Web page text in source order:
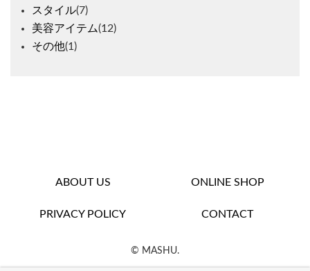
スタイル(7)
美容アイテム(12)
その他(1)
ABOUT US ONLINE SHOP
PRIVACY POLICY CONTACT
© MASHU.